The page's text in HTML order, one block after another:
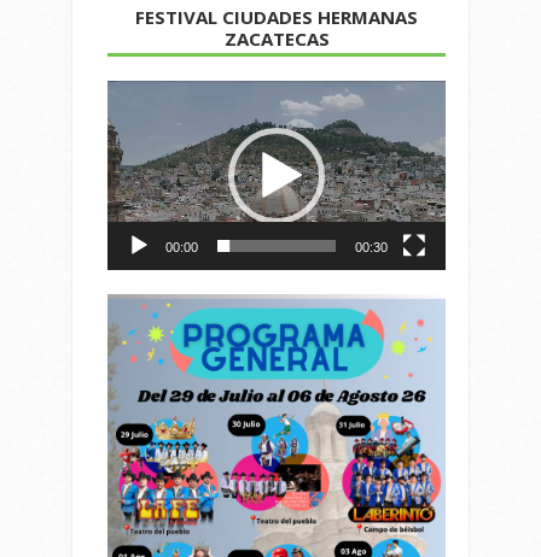
FESTIVAL CIUDADES HERMANAS
ZACATECAS
de
vídeo
00:00 00:30